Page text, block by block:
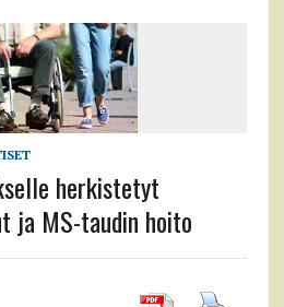
herkistetyt
ja MS-taudin hoito